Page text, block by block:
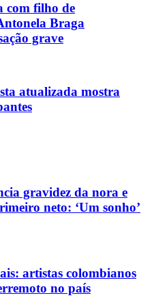
com filho de
Braga
grave
atualizada mostra
gravidez da nora e
neto: ‘Um sonho’
artistas colombianos
no país